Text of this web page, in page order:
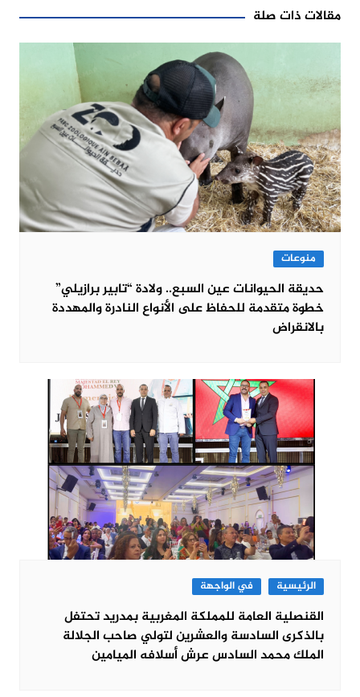
مقالات ذات صلة
منوعات
حديقة الحيوانات عين السبع.. ولادة “تابير برازيلي”
خطوة متقدمة للحفاظ على الأنواع النادرة والمهددة
بالانقراض
الرئيسية في الواجهة
القنصلية العامة للمملكة المغربية بمدريد تحتفل
بالذكرى السادسة والعشرين لتولي صاحب الجلالة
الملك محمد السادس عرش أسلافه الميامين